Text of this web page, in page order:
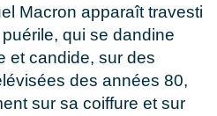
Macron apparaît travesti
qui se dandine
et candide, sur des
des années 80,
sur sa coiffure et sur